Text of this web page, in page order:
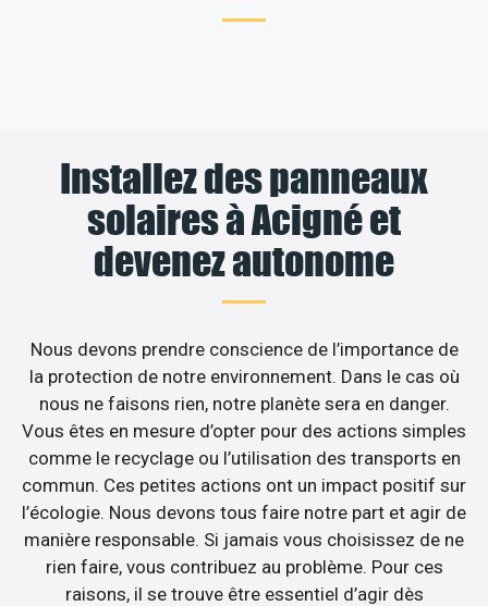
Installez des panneaux
solaires à Acigné et
devenez autonome
Nous devons prendre conscience de l’importance de
la protection de notre environnement. Dans le cas où
nous ne faisons rien, notre planète sera en danger.
Vous êtes en mesure d’opter pour des actions simples
comme le recyclage ou l’utilisation des transports en
commun. Ces petites actions ont un impact positif sur
l’écologie. Nous devons tous faire notre part et agir de
manière responsable. Si jamais vous choisissez de ne
rien faire, vous contribuez au problème. Pour ces
raisons, il se trouve être essentiel d’agir dès